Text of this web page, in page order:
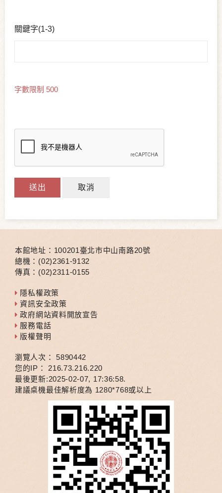
關鍵字(1-3)
字數限制 500
送出 取消
本館地址：100201臺北市中山南路20號
總機：(02)2361-9132
傳真：(02)2311-0155
隱私權政策
資訊安全政策
政府網站資料開放宣告
服務電話
版權聲明
瀏覽人次： 5890442
您的IP：
216.73.216.220
最後更新:2025-02-07, 17:36:58.
建議桌機最佳解析度為 1280*768或以上